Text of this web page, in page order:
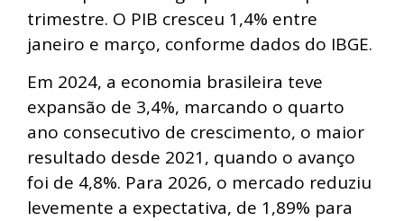
trimestre. O PIB cresceu 1,4% entre
janeiro e março, conforme dados do IBGE.
Em 2024, a economia brasileira teve
expansão de 3,4%, marcando o quarto
ano consecutivo de crescimento, o maior
resultado desde 2021, quando o avanço
foi de 4,8%. Para 2026, o mercado reduziu
levemente a expectativa, de 1,89% para